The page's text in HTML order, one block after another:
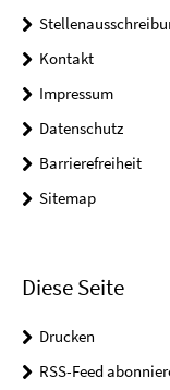
Kontakt
Impressum
Datenschutz
Barrierefreiheit
Sitemap
Diese Seite
Drucken
RSS-Feed